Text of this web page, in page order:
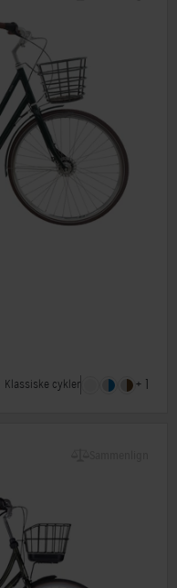
Rullebremse
Klassiske cykler + 1